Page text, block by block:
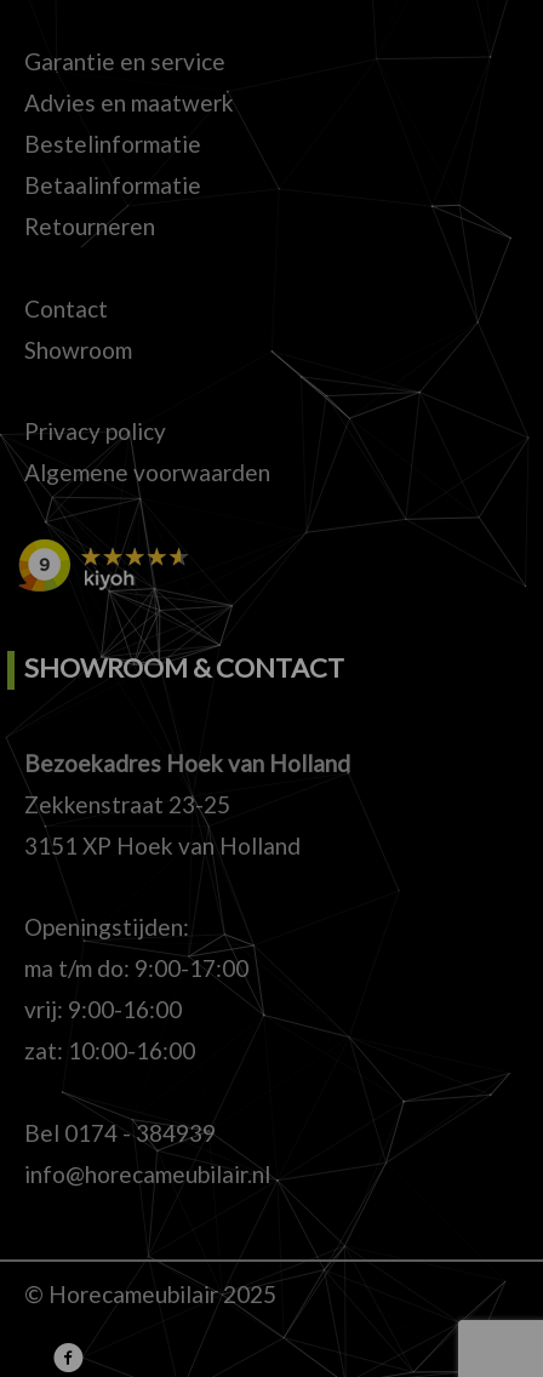
Garantie en service
Advies en maatwerk
Bestelinformatie
Betaalinformatie
Retourneren
Contact
Showroom
Privacy policy
Algemene voorwaarden
SHOWROOM & CONTACT
Bezoekadres Hoek van Holland
Zekkenstraat 23-25
3151 XP Hoek van Holland
Openingstijden:
ma t/m do: 9:00-17:00
vrij: 9:00-16:00
zat: 10:00-16:00
Bel 0174 - 384939
info@horecameubilair.nl
© Horecameubilair 2025